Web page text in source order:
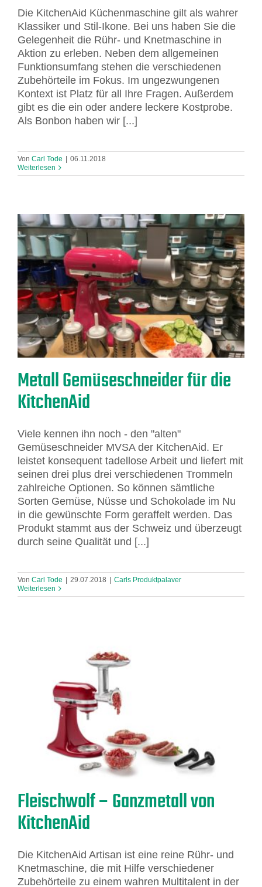
Die KitchenAid Küchenmaschine gilt als wahrer
Klassiker und Stil-Ikone. Bei uns haben Sie die
Gelegenheit die Rühr- und Knetmaschine in
Aktion zu erleben. Neben dem allgemeinen
Funktionsumfang stehen die verschiedenen
Zubehörteile im Fokus. Im ungezwungenen
Kontext ist Platz für all Ihre Fragen. Außerdem
gibt es die ein oder andere leckere Kostprobe.
Als Bonbon haben wir [...]
Von Carl Tode
06.11.2018
Weiterlesen
Metall Gemüseschneider für die
KitchenAid
Viele kennen ihn noch - den "alten"
Gemüseschneider MVSA der KitchenAid. Er
leistet konsequent tadellose Arbeit und liefert mit
seinen drei plus drei verschiedenen Trommeln
zahlreiche Optionen. So können sämtliche
Sorten Gemüse, Nüsse und Schokolade im Nu
in die gewünschte Form geraffelt werden. Das
Produkt stammt aus der Schweiz und überzeugt
durch seine Qualität und [...]
Von Carl Tode 29.07.2018
Carls Produktpalaver
Weiterlesen
Fleischwolf – Ganzmetall von
KitchenAid
Die KitchenAid Artisan ist eine reine Rühr- und
Knetmaschine, die mit Hilfe verschiedener
Zubehörteile zu einem wahren Multitalent in der